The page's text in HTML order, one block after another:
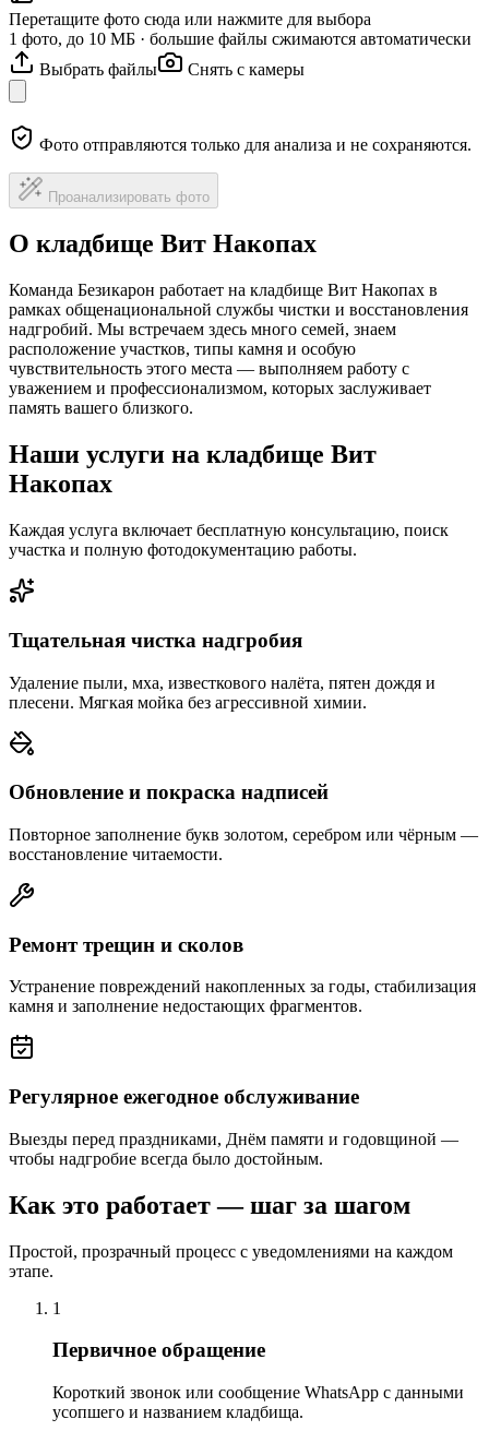
Перетащите фото сюда или нажмите для выбора
1 фото, до 10 МБ · большие файлы сжимаются автоматически
Выбрать файлы
Снять с камеры
Фото отправляются только для анализа и не сохраняются.
Проанализировать фото
О кладбище Вит Накопах
Команда Безикарон работает на кладбище Вит Накопах в
рамках общенациональной службы чистки и восстановления
надгробий. Мы встречаем здесь много семей, знаем
расположение участков, типы камня и особую
чувствительность этого места — выполняем работу с
уважением и профессионализмом, которых заслуживает
память вашего близкого.
Наши услуги на кладбище Вит
Накопах
Каждая услуга включает бесплатную консультацию, поиск
участка и полную фотодокументацию работы.
Тщательная чистка надгробия
Удаление пыли, мха, известкового налёта, пятен дождя и
плесени. Мягкая мойка без агрессивной химии.
Обновление и покраска надписей
Повторное заполнение букв золотом, серебром или чёрным —
восстановление читаемости.
Ремонт трещин и сколов
Устранение повреждений накопленных за годы, стабилизация
камня и заполнение недостающих фрагментов.
Регулярное ежегодное обслуживание
Выезды перед праздниками, Днём памяти и годовщиной —
чтобы надгробие всегда было достойным.
Как это работает — шаг за шагом
Простой, прозрачный процесс с уведомлениями на каждом
этапе.
1
Первичное обращение
Короткий звонок или сообщение WhatsApp с данными
усопшего и названием кладбища.